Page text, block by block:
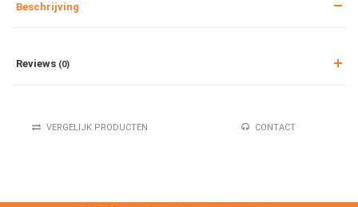
Beschrijving
Reviews (0)
VERGELIJK PRODUCTEN CONTACT